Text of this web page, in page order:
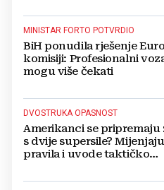
MINISTAR FORTO POTVRDIO
BiH ponudila rješenje
komisiji: Profesionalni
mogu više čekati
DVOSTRUKA OPASNOST
Amerikanci se pripremaju
s dvije supersile? Mijenjaju
pravila i uvode taktičko